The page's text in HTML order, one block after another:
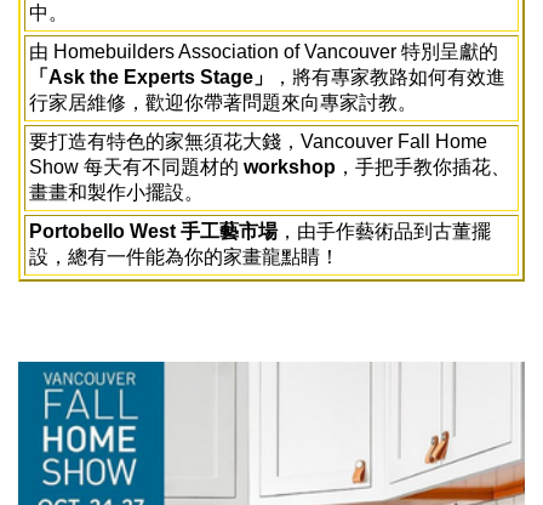
中。
由 Homebuilders Association of Vancouver 特別呈獻的
「Ask the Experts Stage」
，將有專家教路如何有效進
行家居維修，歡迎你帶著問題來向專家討教。
要打造有特色的家無須花大錢，Vancouver Fall Home
Show 每天有不同題材的 workshop ，手把手教你插花、
畫畫和製作小擺設。
Portobello West 手工藝市場，由手作藝術品到古董擺
設，總有一件能為你的家畫龍點睛！